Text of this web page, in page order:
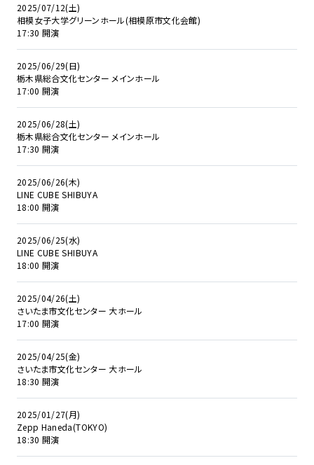
2025/07/12(土)
相模女子大学グリーンホール(相模原市文化会館)
17:30 開演
2025/06/29(日)
栃木県総合文化センター メインホール
17:00 開演
2025/06/28(土)
栃木県総合文化センター メインホール
17:30 開演
2025/06/26(木)
LINE CUBE SHIBUYA
18:00 開演
2025/06/25(水)
LINE CUBE SHIBUYA
18:00 開演
2025/04/26(土)
さいたま市文化センター 大ホール
17:00 開演
2025/04/25(金)
さいたま市文化センター 大ホール
18:30 開演
2025/01/27(月)
Zepp Haneda(TOKYO)
18:30 開演